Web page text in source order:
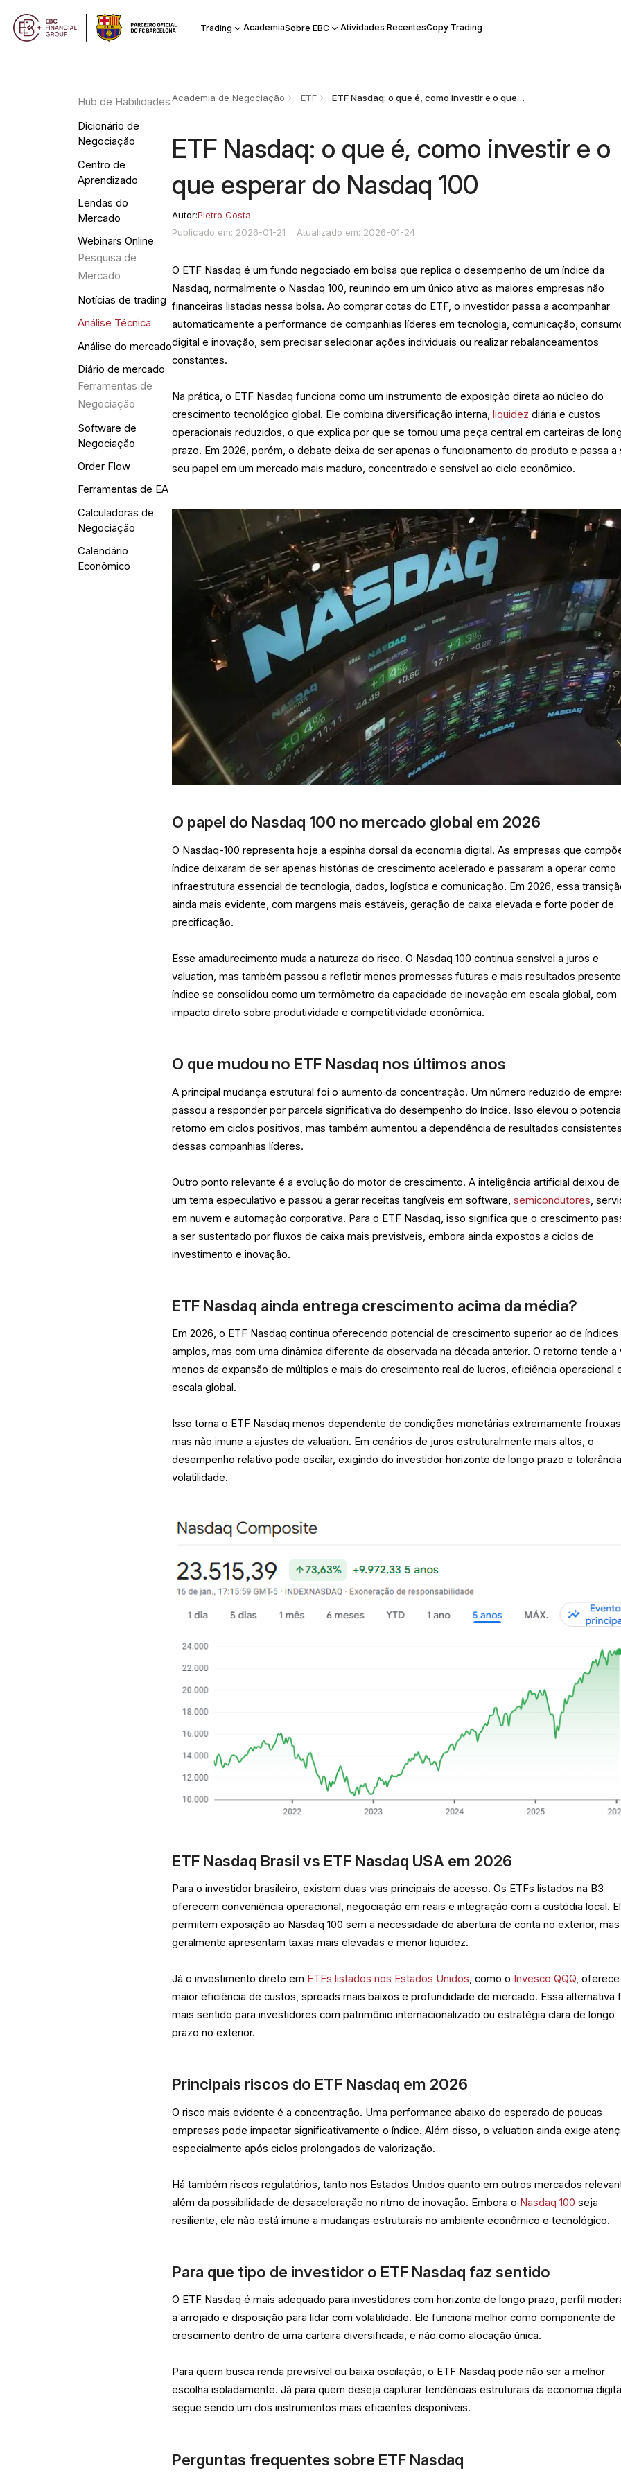
Trading AcademiaSobre EBC Atividades RecentesCopy Trading
Hub de Habilidades
Dicionário de
Negociação
Centro de
Aprendizado
Lendas do
Mercado
Webinars Online
Pesquisa de
Mercado
Notícias de trading
Análise Técnica
Análise do mercado
Diário de mercado
Ferramentas de
Negociação
Software de
Negociação
Order Flow
Ferramentas de EA
Calculadoras de
Negociação
Calendário
Econômico
Academia de Negociação ETF ETF Nasdaq: o que é, como investir e o que esperar do Nasdaq 100
ETF Nasdaq: o que é, como investir e o
que esperar do Nasdaq 100
Autor:Pietro Costa
Publicado em: 2026-01-21
Atualizado em: 2026-01-24
O ETF Nasdaq é um fundo negociado em bolsa que replica o desempenho de um índice da
Nasdaq, normalmente o Nasdaq 100, reunindo em um único ativo as maiores empresas não
financeiras listadas nessa bolsa. Ao comprar cotas do ETF, o investidor passa a acompanhar
automaticamente a performance de companhias líderes em tecnologia, comunicação,
digital e inovação, sem precisar selecionar ações individuais ou realizar rebalanceamentos
constantes.
Na prática, o ETF Nasdaq funciona como um instrumento de exposição direta ao núcleo do
crescimento tecnológico global. Ele combina diversificação interna,liquidez diária e custos
operacionais reduzidos, o que explica por que se tornou uma peça central em carteiras de
prazo. Em 2026, porém, o debate deixa de ser apenas o funcionamento do produto e passa a
seu papel em um mercado mais maduro, concentrado e sensível ao ciclo econômico.
O papel do Nasdaq 100 no mercado global em 2026
O Nasdaq-100 representa hoje a espinha dorsal da economia digital. As empresas que
índice deixaram de ser apenas histórias de crescimento acelerado e passaram a operar como
infraestrutura essencial de tecnologia, dados, logística e comunicação. Em 2026, essa
ainda mais evidente, com margens mais estáveis, geração de caixa elevada e forte poder de
precificação.
Esse amadurecimento muda a natureza do risco. O Nasdaq 100 continua sensível a juros e
valuation, mas também passou a refletir menos promessas futuras e mais resultados
índice se consolidou como um termômetro da capacidade de inovação em escala global, com
impacto direto sobre produtividade e competitividade econômica.
O que mudou no ETF Nasdaq nos últimos anos
A principal mudança estrutural foi o aumento da concentração. Um número reduzido de
passou a responder por parcela significativa do desempenho do índice. Isso elevou o
retorno em ciclos positivos, mas também aumentou a dependência de resultados consistentes
dessas companhias líderes.
Outro ponto relevante é a evolução do motor de crescimento. A inteligência artificial deixou
um tema especulativo e passou a gerar receitas tangíveis em software,semicondutores ,
em nuvem e automação corporativa. Para o ETF Nasdaq, isso significa que o crescimento
a ser sustentado por fluxos de caixa mais previsíveis, embora ainda expostos a ciclos de
investimento e inovação.
ETF Nasdaq ainda entrega crescimento acima da média?
Em 2026, o ETF Nasdaq continua oferecendo potencial de crescimento superior ao de índices
amplos, mas com uma dinâmica diferente da observada na década anterior. O retorno tende a
menos da expansão de múltiplos e mais do crescimento real de lucros, eficiência operacional
escala global.
Isso torna o ETF Nasdaq menos dependente de condições monetárias extremamente
mas não imune a ajustes de valuation. Em cenários de juros estruturalmente mais altos, o
desempenho relativo pode oscilar, exigindo do investidor horizonte de longo prazo e
volatilidade.
ETF Nasdaq Brasil vs ETF Nasdaq USA em 2026
Para o investidor brasileiro, existem duas vias principais de acesso. Os ETFs listados na B3
oferecem conveniência operacional, negociação em reais e integração com a custódia local.
permitem exposição ao Nasdaq 100 sem a necessidade de abertura de conta no exterior, mas
geralmente apresentam taxas mais elevadas e menor liquidez.
Já o investimento direto em ETFs listados nos Estados Unidos, como o Invesco QQQ, oferece
maior eficiência de custos, spreads mais baixos e profundidade de mercado. Essa alternativa
mais sentido para investidores com patrimônio internacionalizado ou estratégia clara de longo
prazo no exterior.
Principais riscos do ETF Nasdaq em 2026
O risco mais evidente é a concentração. Uma performance abaixo do esperado de poucas
empresas pode impactar significativamente o índice. Além disso, o valuation ainda exige
especialmente após ciclos prolongados de valorização.
Há também riscos regulatórios, tanto nos Estados Unidos quanto em outros mercados
além da possibilidade de desaceleração no ritmo de inovação. Embora o Nasdaq 100 seja
resiliente, ele não está imune a mudanças estruturais no ambiente econômico e tecnológico.
Para que tipo de investidor o ETF Nasdaq faz sentido
O ETF Nasdaq é mais adequado para investidores com horizonte de longo prazo, perfil
a arrojado e disposição para lidar com volatilidade. Ele funciona melhor como componente de
crescimento dentro de uma carteira diversificada, e não como alocação única.
Para quem busca renda previsível ou baixa oscilação, o ETF Nasdaq pode não ser a melhor
escolha isoladamente. Já para quem deseja capturar tendências estruturais da economia
segue sendo um dos instrumentos mais eficientes disponíveis.
Perguntas frequentes sobre ETF Nasdaq